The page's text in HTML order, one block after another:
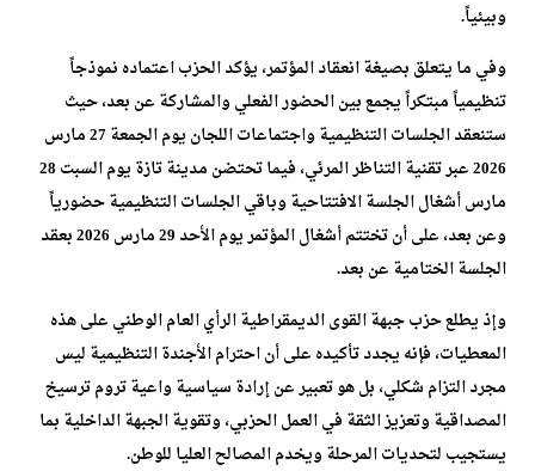
وبيئياً.
وفي ما يتعلق بصيغة انعقاد المؤتمر، يؤكد الحزب اعتماده نموذجاً
تنظيمياً مبتكراً يجمع بين الحضور الفعلي والمشاركة عن بعد، حيث
ستنعقد الجلسات التنظيمية واجتماعات اللجان يوم الجمعة 27 مارس
2026 عبر تقنية التناظر المرئي، فيما تحتضن مدينة تازة يوم السبت 28
مارس أشغال الجلسة الافتتاحية وباقي الجلسات التنظيمية حضورياً
وعن بعد، على أن تختتم أشغال المؤتمر يوم الأحد 29 مارس 2026 بعقد
الجلسة الختامية عن بعد.
وإذ يطلع حزب جبهة القوى الديمقراطية الرأي العام الوطني على هذه
المعطيات، فإنه يجدد تأكيده على أن احترام الأجندة التنظيمية ليس
مجرد التزام شكلي، بل هو تعبير عن إرادة سياسية واعية تروم ترسيخ
المصداقية وتعزيز الثقة في العمل الحزبي، وتقوية الجبهة الداخلية بما
يستجيب لتحديات المرحلة ويخدم المصالح العليا للوطن.